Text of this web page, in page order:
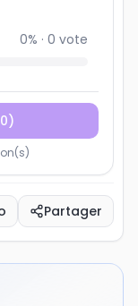
0% · 0 vote
0)
Partager